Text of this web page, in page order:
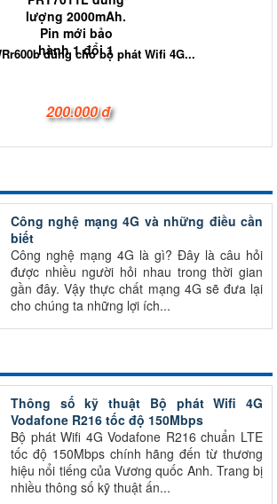
dùng cho bộ phát Wifi 4G...
200.000 đ
Công nghệ mạng 4G và những điều cần
biết
Công nghệ mạng 4G là gì? Đây là câu hỏi
được nhiều người hỏi nhau trong thời gian
gần đây. Vậy thực chất mạng 4G sẽ đưa lại
cho chúng ta những lợi ích...
Thông số kỹ thuật Bộ phát Wifi 4G
Vodafone R216 tốc độ 150Mbps
Bộ phát Wifi 4G Vodafone R216 chuẩn LTE
tốc độ 150Mbps chính hãng đến từ thương
hiệu nổi tiếng của Vương quốc Anh. Trang bị
nhiều thông số kỹ thuật ấn...